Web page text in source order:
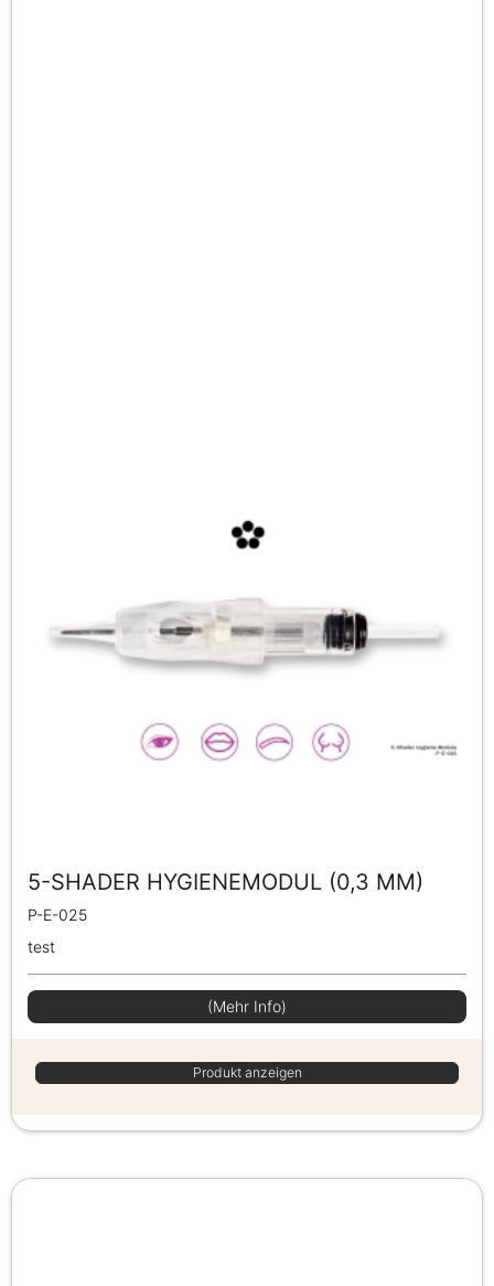
5-SHADER HYGIENEMODUL (0,3 MM)
P-E-025
test
(Mehr Info)
Produkt anzeigen